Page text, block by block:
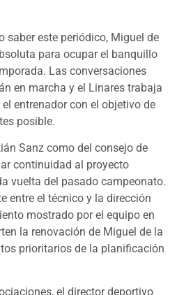
saber este periódico, Miguel de
para ocupar el banquillo
Las conversaciones
en marcha y el Linares trabaja
entrenador con el objetivo de
posible.
Sanz como del consejo de
continuidad al proyecto
vuelta del pasado campeonato.
entre el técnico y la dirección
mostrado por el equipo en
la renovación de Miguel de la
prioritarios de la planificación
el director deportivo